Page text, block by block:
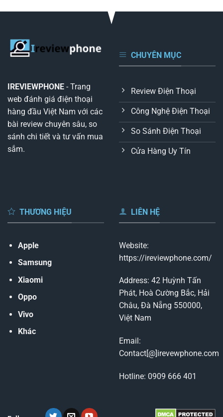
IREVIEWPHONE - Trang
web đánh giá điện thoại
hàng đầu Việt Nam với các
bài review chuyên sâu, so
sánh chi tiết và tư vấn mua
sắm.
CHUYÊN MỤC
Review Điện Thoại
Công Nghệ Điện Thoại
So Sánh Điện Thoại
Cửa Hàng Uy Tín
THƯƠNG HIỆU
Apple
Samsung
Xiaomi
Oppo
Vivo
Khác
LIÊN HỆ
Website:
https://ireviewphone.com/
Address: 42 Huỳnh Tấn
Phát, Hoà Cường Bắc, Hải
Châu, Đà Nẵng 550000,
Việt Nam
Email:
Contact[@]irevewphone.com
Hotline: 0909 666 401